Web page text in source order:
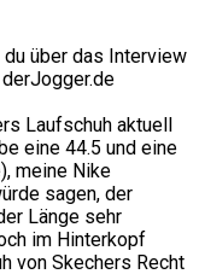
über das Interview
Laufschuh aktuell
eine 44.5 und eine
meine Nike
sagen, der
Länge sehr
im Hinterkopf
von Skechers Recht